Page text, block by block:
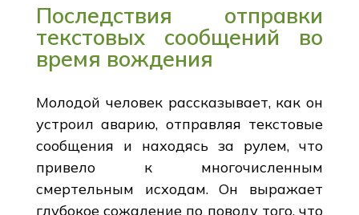
Последствия отправки
текстовых сообщений во
время вождения
Молодой человек рассказывает, как он
устроил аварию, отправляя текстовые
сообщения и находясь за рулем, что
привело к многочисленным
смертельным исходам. Он выражает
глубокое сожаление по поводу того, что